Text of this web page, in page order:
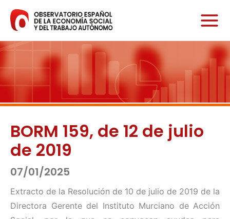
contenido
BORM 159, de 12 de julio
de 2019
07/01/2025
Extracto de la Resolución de 10 de julio de 2019 de la
Directora Gerente del Instituto Murciano de Acción